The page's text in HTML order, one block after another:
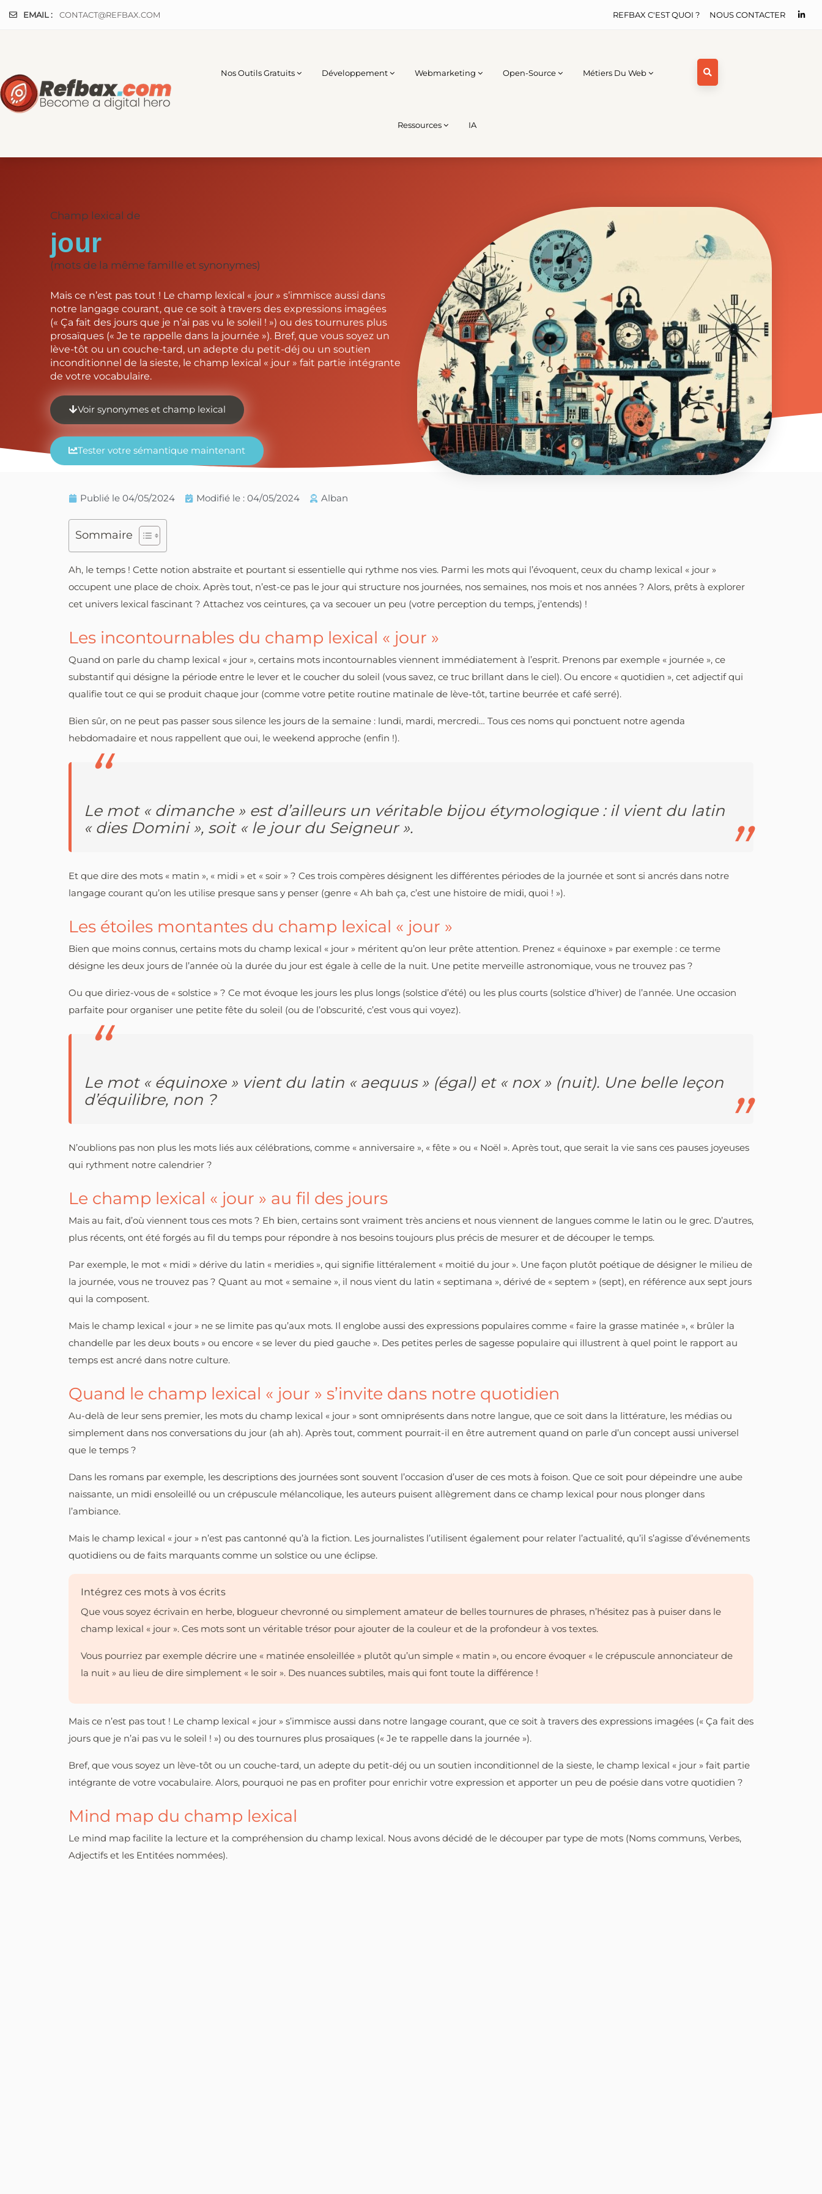
EMAIL : CONTACT@REFBAX.COM NOUS CONTACTER
REFBAX C'EST QUOI ?
Nos Outils Gratuits Développement Webmarketing Open-Source Métiers Du Web
Ressources IA
Champ lexical de
jour
(mots de la même famille et synonymes)
Mais ce n’est pas tout ! Le champ lexical « jour » s’immisce aussi dans
notre langage courant, que ce soit à travers des expressions imagées
(« Ça fait des jours que je n’ai pas vu le soleil ! ») ou des tournures plus
prosaïques (« Je te rappelle dans la journée »). Bref, que vous soyez un
lève-tôt ou un couche-tard, un adepte du petit-déj ou un soutien
inconditionnel de la sieste, le champ lexical « jour » fait partie intégrante
de votre vocabulaire.
Voir synonymes et champ lexical
Tester votre sémantique maintenant
Publié le 04/05/2024 Modifié le : 04/05/2024 Alban
Sommaire
Ah, le temps ! Cette notion abstraite et pourtant si essentielle qui rythme nos vies. Parmi les mots qui l’évoquent, ceux du champ lexical « jour »
occupent une place de choix. Après tout, n’est-ce pas le jour qui structure nos journées, nos semaines, nos mois et nos années ? Alors, prêts à explorer
cet univers lexical fascinant ? Attachez vos ceintures, ça va secouer un peu (votre perception du temps, j’entends) !
Les incontournables du champ lexical « jour »
Quand on parle du champ lexical « jour », certains mots incontournables viennent immédiatement à l’esprit. Prenons par exemple « journée », ce
substantif qui désigne la période entre le lever et le coucher du soleil (vous savez, ce truc brillant dans le ciel). Ou encore « quotidien », cet adjectif qui
qualifie tout ce qui se produit chaque jour (comme votre petite routine matinale de lève-tôt, tartine beurrée et café serré).
Bien sûr, on ne peut pas passer sous silence les jours de la semaine : lundi, mardi, mercredi… Tous ces noms qui ponctuent notre agenda
hebdomadaire et nous rappellent que oui, le weekend approche (enfin !).
Le mot « dimanche » est d’ailleurs un véritable bijou étymologique : il vient du latin
« dies Domini », soit « le jour du Seigneur ».
Et que dire des mots « matin », « midi » et « soir » ? Ces trois compères désignent les différentes périodes de la journée et sont si ancrés dans notre
langage courant qu’on les utilise presque sans y penser (genre « Ah bah ça, c’est une histoire de midi, quoi ! »).
Les étoiles montantes du champ lexical « jour »
Bien que moins connus, certains mots du champ lexical « jour » méritent qu’on leur prête attention. Prenez « équinoxe » par exemple : ce terme
désigne les deux jours de l’année où la durée du jour est égale à celle de la nuit. Une petite merveille astronomique, vous ne trouvez pas ?
Ou que diriez-vous de « solstice » ? Ce mot évoque les jours les plus longs (solstice d’été) ou les plus courts (solstice d’hiver) de l’année. Une occasion
parfaite pour organiser une petite fête du soleil (ou de l’obscurité, c’est vous qui voyez).
Le mot « équinoxe » vient du latin « aequus » (égal) et « nox » (nuit). Une belle leçon
d’équilibre, non ?
N’oublions pas non plus les mots liés aux célébrations, comme « anniversaire », « fête » ou « Noël ». Après tout, que serait la vie sans ces pauses joyeuses
qui rythment notre calendrier ?
Le champ lexical « jour » au fil des jours
Mais au fait, d’où viennent tous ces mots ? Eh bien, certains sont vraiment très anciens et nous viennent de langues comme le latin ou le grec. D’autres,
plus récents, ont été forgés au fil du temps pour répondre à nos besoins toujours plus précis de mesurer et de découper le temps.
Par exemple, le mot « midi » dérive du latin « meridies », qui signifie littéralement « moitié du jour ». Une façon plutôt poétique de désigner le milieu de
la journée, vous ne trouvez pas ? Quant au mot « semaine », il nous vient du latin « septimana », dérivé de « septem » (sept), en référence aux sept jours
qui la composent.
Mais le champ lexical « jour » ne se limite pas qu’aux mots. Il englobe aussi des expressions populaires comme « faire la grasse matinée », « brûler la
chandelle par les deux bouts » ou encore « se lever du pied gauche ». Des petites perles de sagesse populaire qui illustrent à quel point le rapport au
temps est ancré dans notre culture.
Quand le champ lexical « jour » s’invite dans notre quotidien
Au-delà de leur sens premier, les mots du champ lexical « jour » sont omniprésents dans notre langue, que ce soit dans la littérature, les médias ou
simplement dans nos conversations du jour (ah ah). Après tout, comment pourrait-il en être autrement quand on parle d’un concept aussi universel
que le temps ?
Dans les romans par exemple, les descriptions des journées sont souvent l’occasion d’user de ces mots à foison. Que ce soit pour dépeindre une aube
naissante, un midi ensoleillé ou un crépuscule mélancolique, les auteurs puisent allègrement dans ce champ lexical pour nous plonger dans
l’ambiance.
Mais le champ lexical « jour » n’est pas cantonné qu’à la fiction. Les journalistes l’utilisent également pour relater l’actualité, qu’il s’agisse d’événements
quotidiens ou de faits marquants comme un solstice ou une éclipse.
Intégrez ces mots à vos écrits
Que vous soyez écrivain en herbe, blogueur chevronné ou simplement amateur de belles tournures de phrases, n’hésitez pas à puiser dans le
champ lexical « jour ». Ces mots sont un véritable trésor pour ajouter de la couleur et de la profondeur à vos textes.
Vous pourriez par exemple décrire une « matinée ensoleillée » plutôt qu’un simple « matin », ou encore évoquer « le crépuscule annonciateur de
la nuit » au lieu de dire simplement « le soir ». Des nuances subtiles, mais qui font toute la différence !
Mais ce n’est pas tout ! Le champ lexical « jour » s’immisce aussi dans notre langage courant, que ce soit à travers des expressions imagées (« Ça fait des
jours que je n’ai pas vu le soleil ! ») ou des tournures plus prosaïques (« Je te rappelle dans la journée »).
Bref, que vous soyez un lève-tôt ou un couche-tard, un adepte du petit-déj ou un soutien inconditionnel de la sieste, le champ lexical « jour » fait partie
intégrante de votre vocabulaire. Alors, pourquoi ne pas en profiter pour enrichir votre expression et apporter un peu de poésie dans votre quotidien ?
Mind map du champ lexical
Le mind map facilite la lecture et la compréhension du champ lexical. Nous avons décidé de le découper par type de mots (Noms communs, Verbes,
Adjectifs et les Entitées nommées).